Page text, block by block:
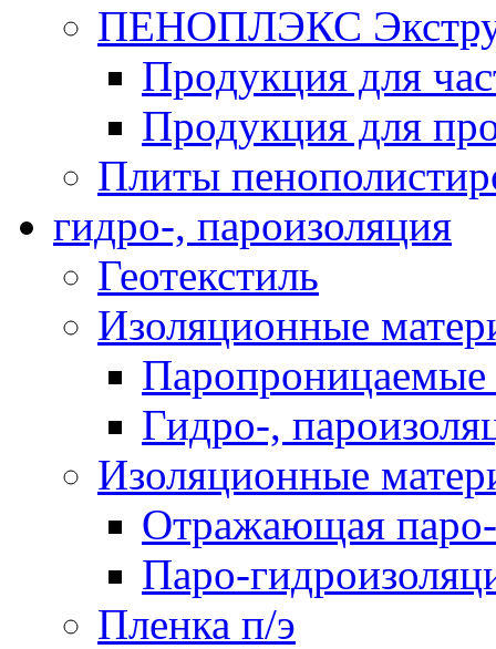
ПЕНОПЛЭКС
Продукция для
Продукция для
Плиты
гидро-, пароизоляция
Геотекстиль
Изоляционные
Гидро-,
Изоляционные
Отражающая
Паро-
Пленка п/э